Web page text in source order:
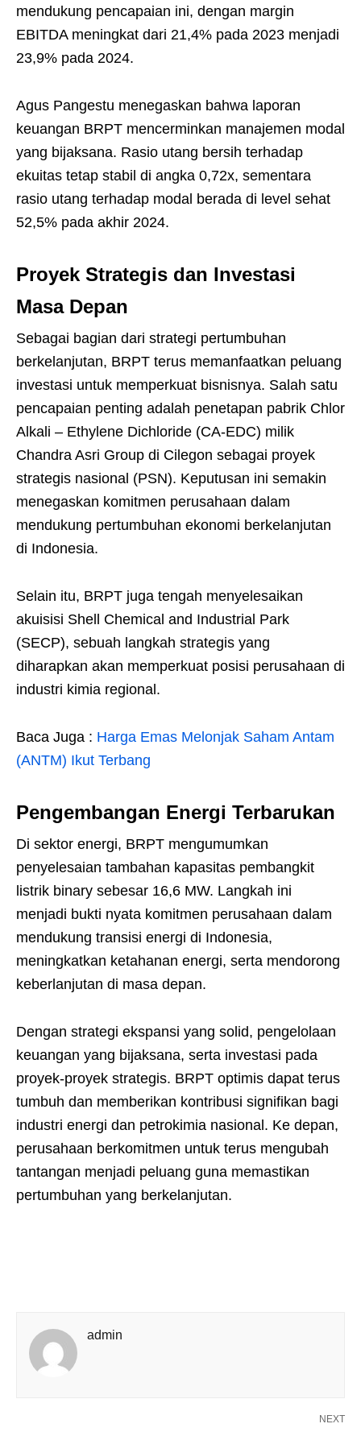
mendukung pencapaian ini, dengan margin
EBITDA meningkat dari 21,4% pada 2023 menjadi
23,9% pada 2024.
Agus Pangestu menegaskan bahwa laporan
keuangan BRPT mencerminkan manajemen modal
yang bijaksana. Rasio utang bersih terhadap
ekuitas tetap stabil di angka 0,72x, sementara
rasio utang terhadap modal berada di level sehat
52,5% pada akhir 2024.
Proyek Strategis dan Investasi
Masa Depan
Sebagai bagian dari strategi pertumbuhan
berkelanjutan, BRPT terus memanfaatkan peluang
investasi untuk memperkuat bisnisnya. Salah satu
pencapaian penting adalah penetapan pabrik Chlor
Alkali – Ethylene Dichloride (CA-EDC) milik
Chandra Asri Group di Cilegon sebagai proyek
strategis nasional (PSN). Keputusan ini semakin
menegaskan komitmen perusahaan dalam
mendukung pertumbuhan ekonomi berkelanjutan
di Indonesia.
Selain itu, BRPT juga tengah menyelesaikan
akuisisi Shell Chemical and Industrial Park
(SECP), sebuah langkah strategis yang
diharapkan akan memperkuat posisi perusahaan di
industri kimia regional.
Baca Juga : Harga Emas Melonjak Saham Antam
(ANTM) Ikut Terbang
Pengembangan Energi Terbarukan
Di sektor energi, BRPT mengumumkan
penyelesaian tambahan kapasitas pembangkit
listrik binary sebesar 16,6 MW. Langkah ini
menjadi bukti nyata komitmen perusahaan dalam
mendukung transisi energi di Indonesia,
meningkatkan ketahanan energi, serta mendorong
keberlanjutan di masa depan.
Dengan strategi ekspansi yang solid, pengelolaan
keuangan yang bijaksana, serta investasi pada
proyek-proyek strategis. BRPT optimis dapat terus
tumbuh dan memberikan kontribusi signifikan bagi
industri energi dan petrokimia nasional. Ke depan,
perusahaan berkomitmen untuk terus mengubah
tantangan menjadi peluang guna memastikan
pertumbuhan yang berkelanjutan.
admin
NEXT